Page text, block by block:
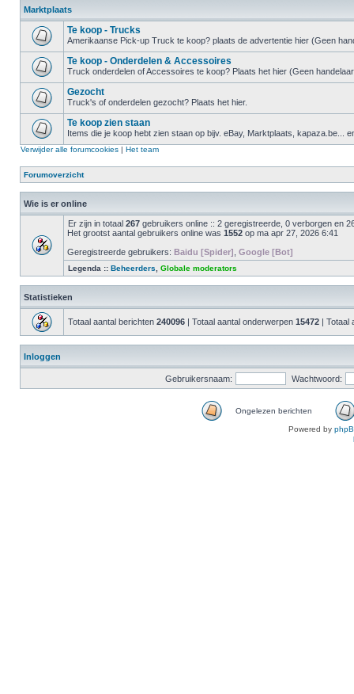
Marktplaats
Te koop - Trucks
Amerikaanse Pick-up Truck te koop? plaats de advertentie hier (Geen
Te koop - Onderdelen & Accessoires
Truck onderdelen of Accessoires te koop? Plaats het hier (Geen
Gezocht
Truck's of onderdelen gezocht? Plaats het hier.
Te koop zien staan
Items die je koop hebt zien staan op bijv. eBay, Marktplaats, kapaza.be...
Verwijder alle forumcookies | Het team
Forumoverzicht
Wie is er online
Er zijn in totaal 267 gebruikers online :: 2 geregistreerde, 0 verborgen en
Het grootst aantal gebruikers online was 1552 op ma apr 27, 2026 6:41
Geregistreerde gebruikers: Baidu [Spider] Google [Bot]
Legenda :: Beheerders Globale moderators
Statistieken
Totaal aantal berichten 240096 | Totaal aantal onderwerpen 15472 | Totaal
Inloggen
Gebruikersnaam: Wachtwoord:
Ongelezen berichten
Powered by